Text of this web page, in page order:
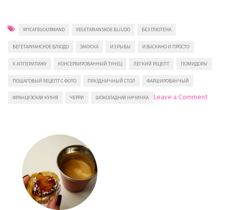
MYCAFEGOURMAND VEGETARIANSKOE BLIUDO БЕЗ ГЛЮТЕНА
ВЕГЕТАРИАНСКОЕ БЛЮДО ЗАКУСКА ИЗ РЫБЫ ИЗЫСКАНО И ПРОСТО
К АППЕРИТИЖУ КОНСЕРВИРОВАННЫЙ ТУНЕЦ ЛЕГКИЙ РЕЦЕПТ ПОМИДОРЫ
ПОШАГОВЫЙ РЕЦЕПТ С ФОТО ПРАЗДНИЧНЫЙ СТОЛ ФАРШИРОВАНЧЫЙ
ФРАНЦУЗСКАЯ КУХНЯ ЧЕРРИ ШОКОЛАДНАЯ НАЧИНКА Leave a Commenton